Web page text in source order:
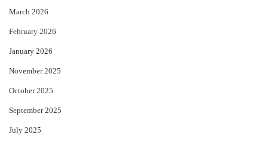
March 2026
February 2026
January 2026
November 2025
October 2025
September 2025
July 2025